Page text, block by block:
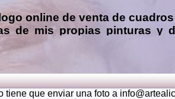
online deventa de
de mis propias pinturas y
copias de pinturas de
pastel, carboncillo
grátis y sin compromiso)
toda España: Alava, Albacete,
tiene que enviar una foto a